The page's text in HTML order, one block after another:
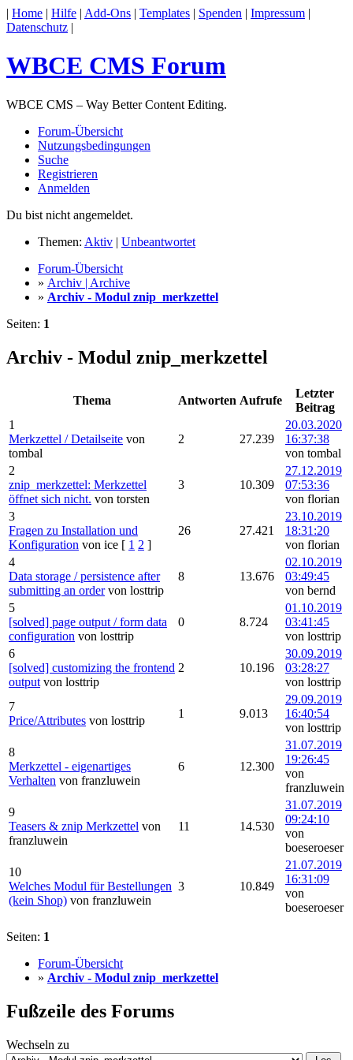
| Home | Hilfe | Add-Ons | Templates | Spenden | Impressum |
Datenschutz |
WBCE CMS Forum
WBCE CMS – Way Better Content Editing.
Forum-Übersicht
Nutzungsbedingungen
Suche
Registrieren
Anmelden
Du bist nicht angemeldet.
Themen: Aktiv | Unbeantwortet
Forum-Übersicht
» Archiv | Archive
» Archiv - Modul znip_merkzettel
Seiten: 1
Archiv - Modul znip_merkzettel
Thema Antworten Aufrufe
Letzter
Beitrag
1
Merkzettel / Detailseite von
tombal
2 27.239
20.03.2020
16:37:38
von tombal
2
znip_merkzettel: Merkzettel
öffnet sich nicht. von torsten
3 10.309
27.12.2019
07:53:36
von florian
3
Fragen zu Installation und
Konfiguration von ice [ 1 2 ]
26 27.421
23.10.2019
18:31:20
von florian
4
Data storage / persistence after
submitting an order von losttrip
8 13.676
02.10.2019
03:49:45
von bernd
5
[solved] page output / form data
configuration von losttrip
0 8.724
01.10.2019
03:41:45
von losttrip
6
[solved] customizing the frontend
output von losttrip
2 10.196
30.09.2019
03:28:27
von losttrip
7
Price/Attributes von losttrip
1 9.013
29.09.2019
16:40:54
von losttrip
8
Merkzettel - eigenartiges
Verhalten von franzluwein
6 12.300
31.07.2019
19:26:45
von
franzluwein
9
Teasers & znip Merkzettel von
franzluwein
11 14.530
31.07.2019
09:24:10
von
boeseroeser
10
Welches Modul für Bestellungen
(kein Shop) von franzluwein
3 10.849
21.07.2019
16:31:09
von
boeseroeser
Seiten: 1
Forum-Übersicht
» Archiv - Modul znip_merkzettel
Fußzeile des Forums
Wechseln zu